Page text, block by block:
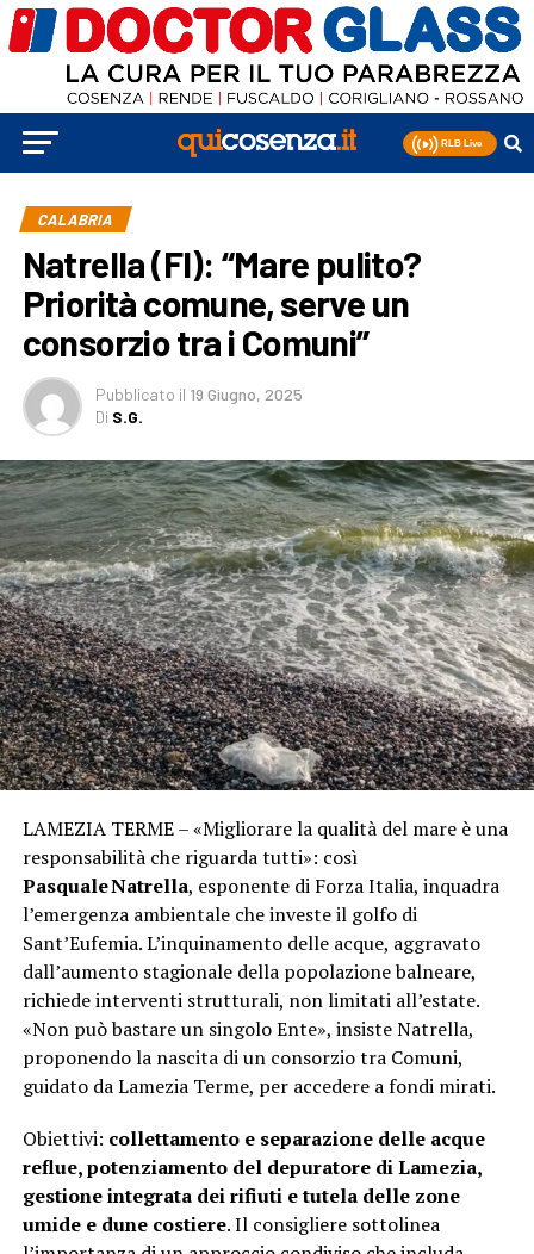
CALABRIA
Natrella (FI): “Mare pulito?
Priorità comune, serve un
consorzio tra i Comuni”
Pubblicato il 19 Giugno, 2025
Di S.G.
LAMEZIA TERME – «Migliorare la qualità del mare è una
responsabilità che riguarda tutti»: così
Pasquale Natrella, esponente di Forza Italia, inquadra
l’emergenza ambientale che investe il golfo di
Sant’Eufemia. L’inquinamento delle acque, aggravato
dall’aumento stagionale della popolazione balneare,
richiede interventi strutturali, non limitati all’estate.
«Non può bastare un singolo Ente», insiste Natrella,
proponendo la nascita di un consorzio tra Comuni,
guidato da Lamezia Terme, per accedere a fondi mirati.
Obiettivi: collettamento e separazione delle acque
reflue, potenziamento del depuratore di Lamezia,
gestione integrata dei rifiuti e tutela delle zone
umide e dune costiere. Il consigliere sottolinea